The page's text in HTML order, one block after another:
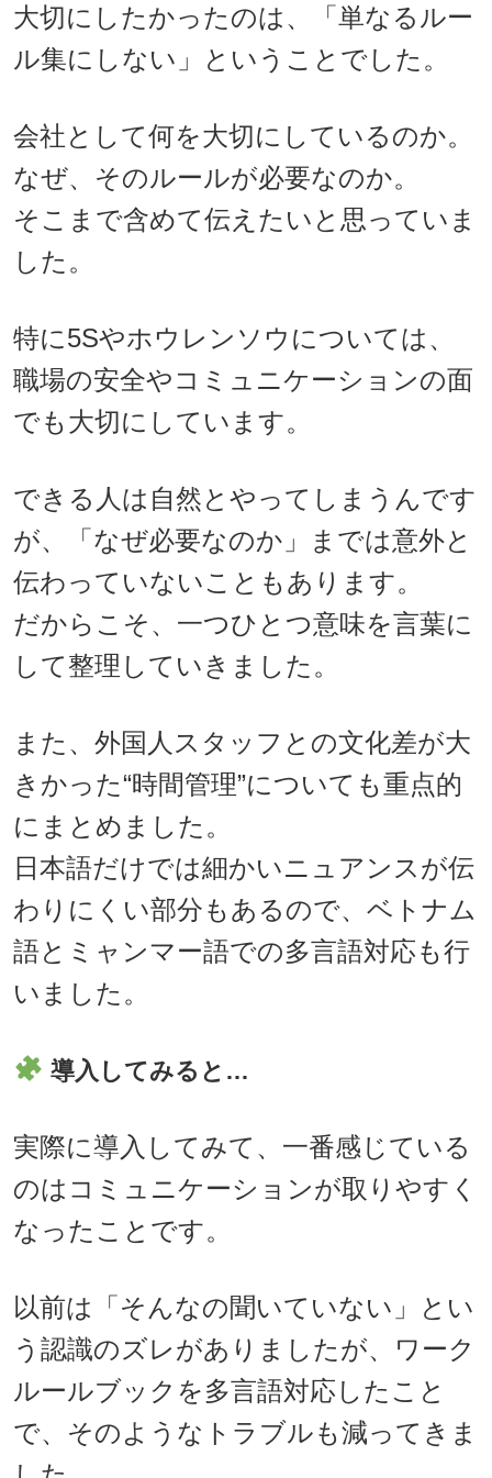
大切にしたかったのは、「単なるルー
ル集にしない」ということでした。
会社として何を大切にしているのか。
なぜ、そのルールが必要なのか。
そこまで含めて伝えたいと思っていま
した。
特に5Sやホウレンソウについては、
職場の安全やコミュニケーションの面
でも大切にしています。
できる人は自然とやってしまうんです
が、「なぜ必要なのか」までは意外と
伝わっていないこともあります。
だからこそ、一つひとつ意味を言葉に
して整理していきました。
また、外国人スタッフとの文化差が大
きかった“時間管理”についても重点的
にまとめました。
日本語だけでは細かいニュアンスが伝
わりにくい部分もあるので、ベトナム
語とミャンマー語での多言語対応も行
いました。
導入してみると…
実際に導入してみて、一番感じている
のはコミュニケーションが取りやすく
なったことです。
以前は「そんなの聞いていない」とい
う認識のズレがありましたが、ワーク
ルールブックを多言語対応したこと
で、そのようなトラブルも減ってきま